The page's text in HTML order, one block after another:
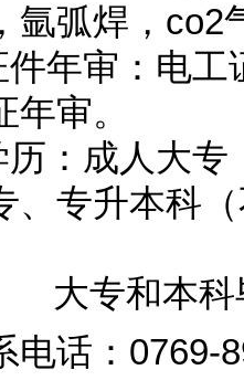
氩弧焊，co2
工证，
审。
专，专
、专升本科
毕业证
电话 ： 0769-